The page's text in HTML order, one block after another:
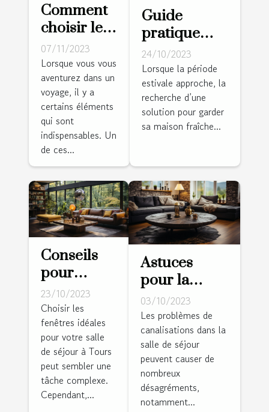
Comment
choisir le
meilleur
réveil de
voyage
pour vos
aventures
07/11/2023
Lorsque vous vous
aventurez dans un
voyage, il y a
certains éléments
qui sont
indispensables. Un
de ces...
Guide
pratique
pour choisir
la bonne
climatisation
pour votre
salle de
24/10/2023
Lorsque la période
estivale approche, la
recherche d’une
solution pour garder
sa maison fraîche...
Conseils
pour
choisir les
fenêtres
idéales
pour votre
salle de
séjour à
Tours
23/10/2023
Choisir les
fenêtres idéales
pour votre salle
de séjour à Tours
peut sembler une
tâche complexe.
Cependant,...
Astuces
pour la
prévention
des
problèmes
de
canalisations
dans la salle
de séjour
03/10/2023
Les problèmes de
canalisations dans la
salle de séjour
peuvent causer de
nombreux
désagréments,
notamment...